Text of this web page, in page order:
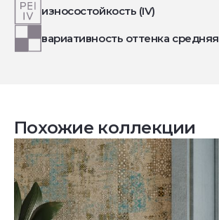
износостойкость (IV)
вариативность оттенка средняя
Похожие коллекции